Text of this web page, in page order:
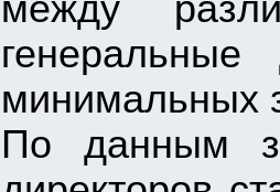
между
минимальных
По данным